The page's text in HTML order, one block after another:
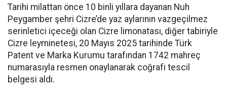
Tarihi milattan önce 10 binli yıllara dayanan Nuh
Peygamber şehri Cizre’de yaz aylarının vazgeçilmez
serinletici içeceği olan Cizre limonatası, diğer tabiriyle
Cizre leyminetesi, 20 Mayıs 2025 tarihinde Türk
Patent ve Marka Kurumu tarafından 1742 mahreç
numarasıyla resmen onaylanarak coğrafi tescil
belgesi aldı.